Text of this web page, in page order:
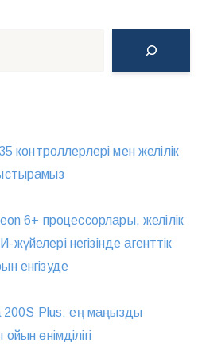
контроллерлері мен желілік
6+ процессорлары, желілік
негізінде агенттік
енгізуде
Plus: ең маңызды
өнімділігі